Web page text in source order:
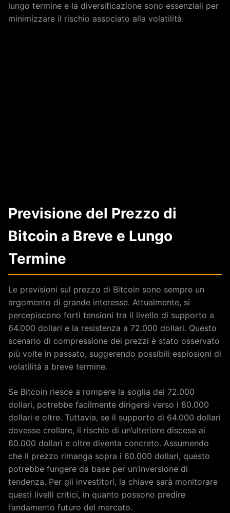
lungo termine e la diversificazione sono essenziali per
minimizzare il rischio associato alla volatilità.
Previsione del Prezzo di
Bitcoin a Breve e Lungo
Termine
Le previsioni sul prezzo di Bitcoin sono sempre un
argomento di grande interesse. Attualmente, si
percepiscono forti tensioni tra il livello di supporto a
64.000 dollari e la resistenza a 72.000 dollari. Questo
scenario di compressione dei prezzi è stato osservato
più volte in passato, suggerendo possibili esplosioni di
volatilità a breve termine.
Se Bitcoin riesce a rompere la soglia dei 72.000
dollari, potrebbe facilmente dirigersi verso i 80.000
dollari e oltre. Tuttavia, se il supporto di 64.000 dollari
dovesse crollare, il rischio di un’ulteriore discesa ai
60.000 dollari e oltre diventa concreto. Assumendo
che il prezzo rimanga sopra i 60.000 dollari, questo
potrebbe fungere da base per un’inversione di
tendenza. Per gli investitori, la chiave sarà monitorare
questi livelli critici, in quanto possono predire
l’andamento futuro del mercato.